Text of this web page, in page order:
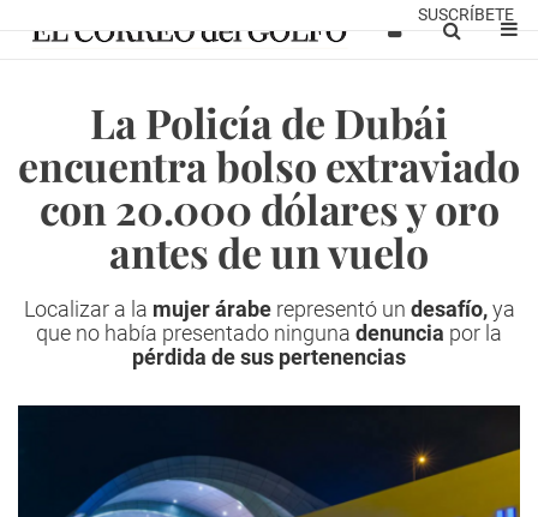
SUSCRÍBETE
La Policía de Dubái
encuentra bolso extraviado
con 20.000 dólares y oro
antes de un vuelo
Localizar a la mujer áraberepresentó un desafío,ya
que no había presentado ninguna denuncia por la
pérdida de sus pertenencias